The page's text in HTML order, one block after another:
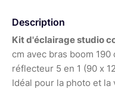
Description
Kit d'éclairage studio
cm avec bras boom 190
réflecteur 5 en 1 (90 x
Idéal pour la photo et la